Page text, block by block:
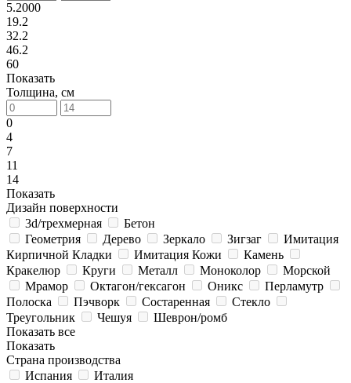
5.2000
19.2
32.2
46.2
60
Показать
Толщина, см
0
4
7
11
14
Показать
Дизайн поверхности
3d/трехмерная
Бетон
Геометрия
Дерево Зеркало Зигзаг
Имитация
Кирпичной Кладки
Имитация Кожи
Камень
Кракелюр
Круги Металл Моноколор
Морской
Мрамор
Октагон/гексагон Оникс
Перламутр
Полоска
Пэчворк Состаренная
Стекло
Треугольник
Чешуя
Шеврон/ромб
Показать все
Показать
Страна производства
Испания
Италия